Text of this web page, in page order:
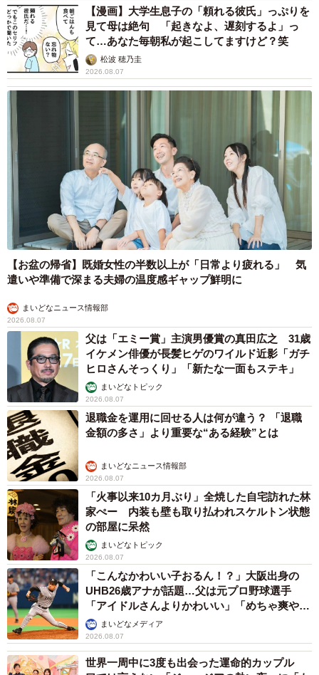
干拓地の大部分が水田になっている（画像提供：大潟村役場）
「干拓地のメリットは、農地面積が増え大規模農業が可能
となり、大型の農業機械で効率的な農業を行うことができ
ることです」
また、大潟村は観光事業にも力を入れている。春には「桜
と菜の花まつり」、延長11kmにわたって咲く菜の花が楽し
める「菜の花ロード」、村の歩みを学べる「大潟村干拓博
物館」など。また、村全体が「男鹿半島・大潟ジオパー
ク」に認定されている。
「他に類をみない広大な田畑と、春には桜と菜の花、夏に
はサルビアとひまわりが咲き誇る豊かな自然が美しい村で
す。安心・安全でおいしいお米と野菜でおもてなしします
6/6
総合中心地（画像提供：大潟村役場）
干拓で生まれた大潟村の航空写真で空からの眺めを楽しん
だり、実際に訪れたりして農業、観光、自然などさまざま
な魅力に触れてみるのもいいだろう。
◇ ◇
【漫画】大学生息子の「頼れる彼氏」っぷりを
見て母は絶句 「起きなよ、遅刻するよ」っ
て…あなた毎朝私が起こしてますけど？笑
松波 穂乃圭
2026.08.07
【お盆の帰省】既婚女性の半数以上が「日常より疲れる」 気
遣いや準備で深まる夫婦の温度感ギャップ鮮明に
まいどなニュース情報部
2026.08.07
父は「エミー賞」主演男優賞の真田広之 31歳
イケメン俳優が長髪ヒゲのワイルド近影「ガチ
ヒロさんそっくり」「新たな一面もステキ」
まいどなトピック
2026.08.07
退職金を運用に回せる人は何が違う？ 「退職
金額の多さ」より重要な“ある経験”とは
まいどなニュース情報部
2026.08.07
「火事以来10カ月ぶり」全焼した自宅訪れた林
家ぺー 内装も壁も取り払われスケルトン状態
の部屋に呆然
まいどなトピック
2026.08.07
「こんなかわいい子おるん！？」大阪出身の
UHB26歳アナが話題…父は元プロ野球選手
「アイドルさんよりかわいい」「めちゃ爽や
か」まいどなメディア
2026.08.07
世界一周中に3度も出会った運命的カップル